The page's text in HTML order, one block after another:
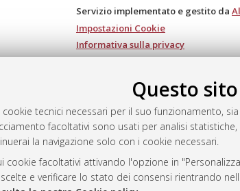
Questo
tecnici necessari per il suo funzionamento,
facoltativi sono usati per analisi
la navigazione solo con i cookie necessari.
cookie facoltativi attivando l'opzione in
e verificare lo stato dei consensi rientrando
Servizio implementato e gestito da
Impostazioni Cookie
Informativa sulla privacy
STUDIORUM - Università di Bologna, 2007-2026.